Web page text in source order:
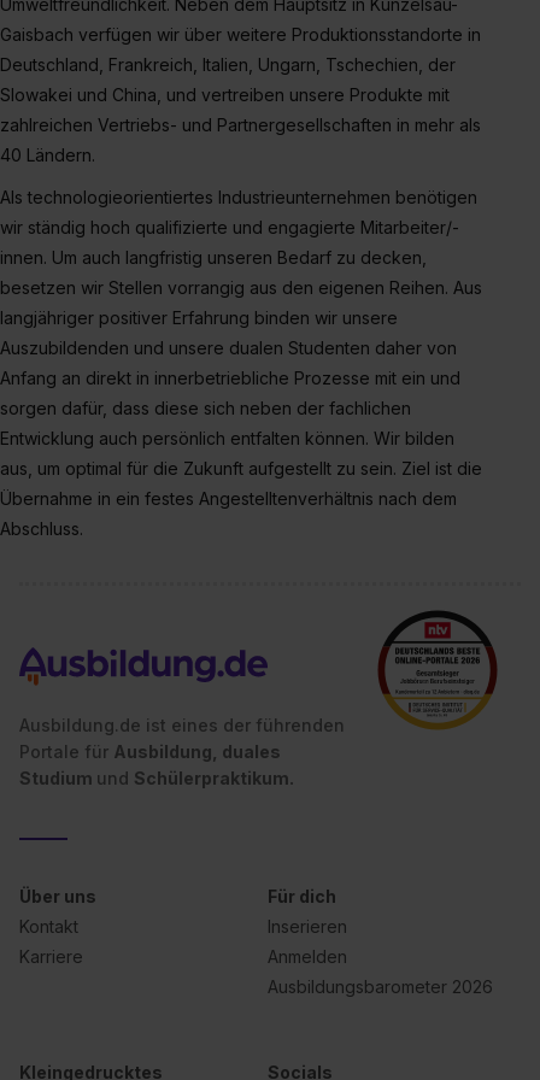
Dienste, ggfs. mit Sitz in den USA, übermittelt werden.
Eine Erlaubnis hierfür kannst du auch später noch im
Einzelfall bei dem jeweiligen Inhalt erteilen. Willst du nur
bestimmte Verwendungszwecke zulassen, triff deine
der Kategorien „Präferenzen“, „Statistiken“ und „Social
Media und Marketing“ umfasst hierbei die Einwilligung
zur Übermittlung deiner Daten in die USA (Art. 49 Abs. 1
S. 1 lit. a) DS-GVO). Die USA verfügen über kein
angemessenes Datenschutzniveau (EuGH – Schrems
II). Du kannst die von dir erteilte Einwilligung jederzeit mit
Wirkung für die Zukunft ganz oder teilweise über unsere
Datenschutzerklärung unter dem Punkt „Datenschutz-
Einstellungen“ widerrufen. Weitere Informationen zu den
einzelnen Cookies findest du durch Klick auf „Details
zeigen“. Weitere Informationen:
Datenschutzerklärung
Impressum
Umweltfreundlichkeit. Neben dem Hauptsitz in Künzelsau-
Gaisbach verfügen wir über weitere Produktionsstandorte in
Deutschland, Frankreich, Italien, Ungarn, Tschechien, der
Slowakei und China, und vertreiben unsere Produkte mit
zahlreichen Vertriebs- und Partnergesellschaften in mehr als
40 Ländern.
Als technologieorientiertes Industrieunternehmen benötigen
wir ständig hoch qualifizierte und engagierte Mitarbeiter/-
innen. Um auch langfristig unseren Bedarf zu decken,
besetzen wir Stellen vorrangig aus den eigenen Reihen. Aus
langjähriger positiver Erfahrung binden wir unsere
Auszubildenden und unsere dualen Studenten daher von
Anfang an direkt in innerbetriebliche Prozesse mit ein und
sorgen dafür, dass diese sich neben der fachlichen
Entwicklung auch persönlich entfalten können. Wir bilden
aus, um optimal für die Zukunft aufgestellt zu sein. Ziel ist die
Übernahme in ein festes Angestelltenverhältnis nach dem
Abschluss.
Ausbildung.de ist eines der führenden
Portale für Ausbildung, duales
Studium und Schülerpraktikum.
Über uns
Kontakt
Karriere
Für dich
Inserieren
Anmelden
Ausbildungsbarometer 2026
Kleingedrucktes Socials